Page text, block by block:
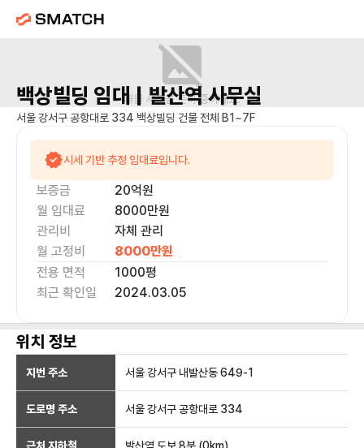
매물 사진을 준비 중이에요.
백상빌딩 임대 | 발산역사무실
서울 강서구 공항대로 334 백상빌딩 건물 전체 B1~7F
시세 기반 추정 임대료입니다.
보증금 20억원
월 임대료
8000만원
관리비
자체 관리
월 고정비
8000만원
전용 면적
1000평
최근 확인일
2024.03.05
위치 정보
지번 주소 서울 강서구 내발산동 649-1
도로명 주소 서울 강서구 공항대로 334